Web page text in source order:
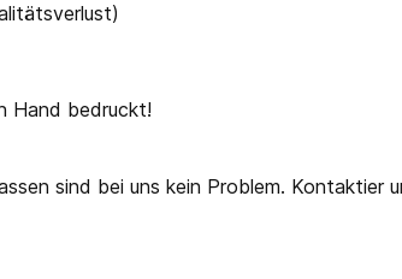
Hand bedruckt!
sind bei uns kein Problem.